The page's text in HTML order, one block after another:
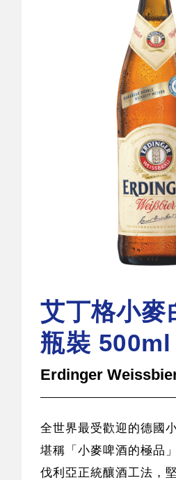
艾丁格小麥
瓶裝 500ml
Erdinger
全世界最受歡迎的德國
堪稱「小麥啤酒的極品
伐利亞正統釀酒工法，